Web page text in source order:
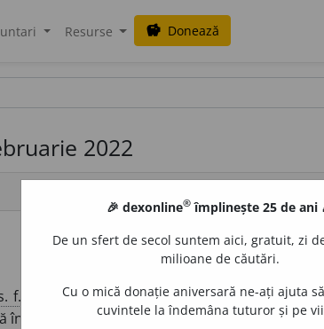
Resurse savings Donează
2022
f.
Stare de spirit caracteristică unei
în punerea unui diagnostic la un bolnav. – Din
🎉 dexonline® împlinește 25 de ani
De un sfert de secol suntem aici, gratuit, zi
milioane de căutări.
Cu o mică donație aniversară ne-ați ajuta
cuvintele la îndemâna tuturor și pe